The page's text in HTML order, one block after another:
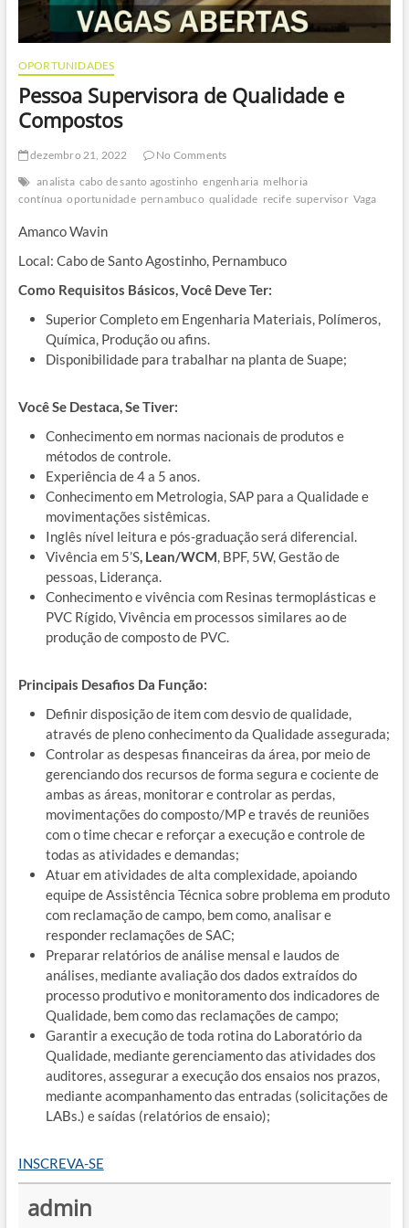
OPORTUNIDADES
Pessoa Supervisora de Qualidade e
Compostos
dezembro 21, 2022
No Comments
analista cabo de santo agostinho engenharia melhoria
contínua oportunidade pernambuco qualidade recife supervisor Vaga
Amanco Wavin
Local: Cabo de Santo Agostinho, Pernambuco
Como Requisitos Básicos, Você Deve Ter:
Superior Completo em Engenharia Materiais, Polímeros,
Química, Produção ou afins.
Disponibilidade para trabalhar na planta de Suape;
Você Se Destaca, Se Tiver:
Conhecimento em normas nacionais de produtos e
métodos de controle.
Experiência de 4 a 5 anos.
Conhecimento em Metrologia, SAP para a Qualidade e
movimentações sistêmicas.
Inglês nível leitura e pós-graduação será diferencial.
Vivência em 5’S, Lean/WCM, BPF, 5W, Gestão de
pessoas, Liderança.
Conhecimento e vivência com Resinas termoplásticas e
PVC Rígido, Vivência em processos similares ao de
produção de composto de PVC.
Principais Desafios Da Função:
Definir disposição de item com desvio de qualidade,
através de pleno conhecimento da Qualidade assegurada;
Controlar as despesas financeiras da área, por meio de
gerenciando dos recursos de forma segura e cociente de
ambas as áreas, monitorar e controlar as perdas,
movimentações do composto/MP e través de reuniões
com o time checar e reforçar a execução e controle de
todas as atividades e demandas;
Atuar em atividades de alta complexidade, apoiando
equipe de Assistência Técnica sobre problema em produto
com reclamação de campo, bem como, analisar e
responder reclamações de SAC;
Preparar relatórios de análise mensal e laudos de
análises, mediante avaliação dos dados extraídos do
processo produtivo e monitoramento dos indicadores de
Qualidade, bem como das reclamações de campo;
Garantir a execução de toda rotina do Laboratório da
Qualidade, mediante gerenciamento das atividades dos
auditores, assegurar a execução dos ensaios nos prazos,
mediante acompanhamento das entradas (solicitações de
LABs.) e saídas (relatórios de ensaio);
INSCREVA-SE
admin